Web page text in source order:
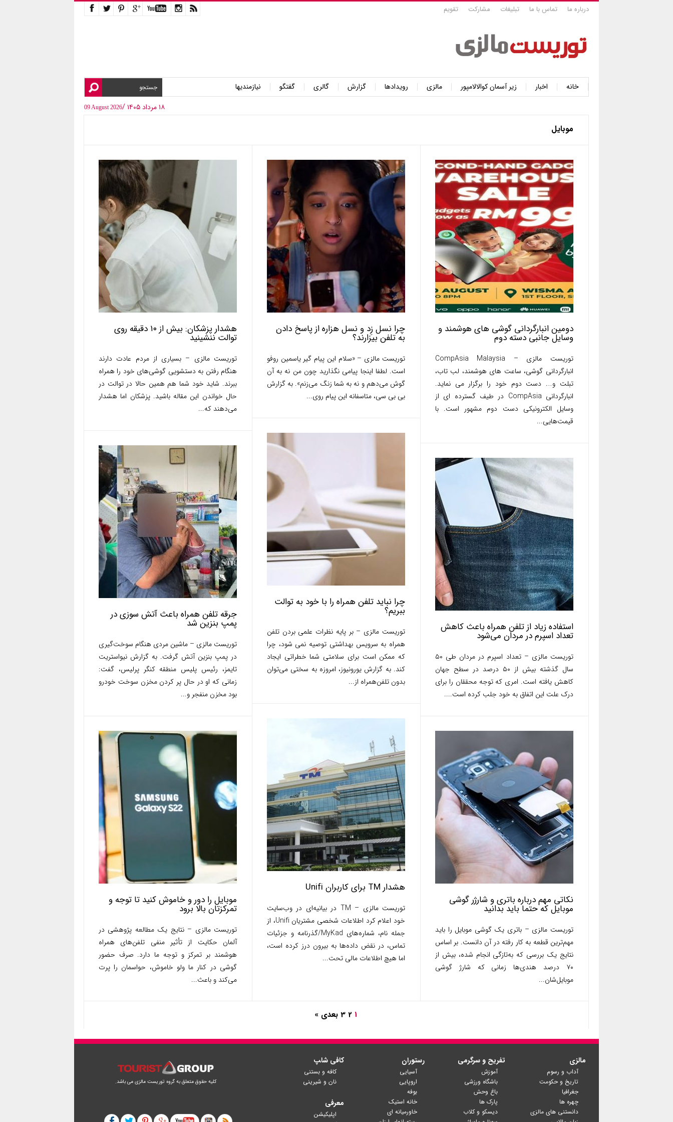
درباره ما تماس با ما تبلیغات مشارکت تقویم
خانه اخبار زیر آسمان کوالالامپور مالزی رویدادها گزارش گالری گفتگو
نیازمندیها
۱۸ مرداد ۱۴۰۵ /
09 August 2026
موبایل
هشدار پزشکان: بیش از ۱۰ دقیقه روی
توالت ننشینید
توریست مالزی – بسیاری از مردم عادت دارند
هنگام رفتن به دستشویی گوشی‌های خود را همراه
ببرند. شاید خود شما هم همین حالا در توالت در
حال خواندن این مقاله باشید. پزشکان اما هشدار
می‌دهند که...
چرا نسل زِد و نسل هزاره از پاسخ دادن
به تلفن بیزارند؟
توریست مالزی – «سلام این پیام گیر یاسمین روفو
است. لطفا اینجا پیامی نگذارید چون من نه به آن
گوش می‌دهم و نه به شما زنگ می‌زنم». به گزارش
بی بی سی، متاسفانه این پیام روی...
دومین انبارگردانی گوشی های هوشمند و
وسایل جانبی دسته دوم
توریست مالزی – CompAsia Malaysia
انبارگردانی گوشی، ساعت های هوشمند، لب تاب،
تبلت و…. دست دوم خود را برگزار می نماید.
انبارگردانی CompAsia در طیف گسترده ای از
وسایل الکترونیکی دست دوم مشهور است. با
قیمت‌هایی...
چرا نباید تلفن همراه را با خود به توالت
ببریم؟
توریست مالزی – بر پایه نظرات علمی بردن تلفن
همراه به سرویس بهداشتی توصیه نمی شود، چرا
که ممکن است برای سلامتی شما خطراتی ایجاد
کند. به گزارش یورونیوز، امروزه به سختی می‌توان
بدون تلفن‌همراه از...
جرقه تلفن همراه باعث آتش سوزی در
پمپ بنزین شد
توریست مالزی – ماشین مردی هنگام سوخت‌گیری
در پمپ بنزین آتش گرفت. به گزارش نیواستریت
تایمز، رئیس پلیس منطقه کنگر پرلیس، گفت:
زمانی که او در حال پر کردن مخزن سوخت خودرو
بود مخزن منفجر و...
استفاده زیاد از تلفن همراه باعث کاهش
تعداد اسپرم در مردان می‌شود
توریست مالزی – تعداد اسپرم در مردان طی ۵۰
سال گذشته بیش از ۵۰ درصد در سطح جهان
کاهش یافته است. امری که توجه محققان را برای
درک علت این اتفاق به خود جلب کرده است....
هشدار TM برای کاربران Unifi
توریست مالزی – TM در بیانیه‌ای در وب‌سایت
خود اعلام کرد اطلاعات شخصی مشتریان Unifi، از
جمله نام، شماره‌های MyKad/گذرنامه و جزئیات
تماس، در نقض داده‌ها به بیرون درز کرده است،
اما هیچ اطلاعات مالی تحت...
موبایل را دور و خاموش کنید تا توجه و
تمرکزتان بالا برود
توریست مالزی – نتایج یک مطالعه پژوهشی در
آلمان حکایت از تأثیر منفی تلفن‌های همراه
هوشمند بر تمرکز و توجه ما دارد. صرف حضور
گوشی در کنار ما ولو خاموش، حواسمان را پرت
می‌کند و باعث...
نکاتی مهم درباره باتری و شارژر گوشی
موبایل که حتما باید بدانید
توریست مالزی – باتری یک گوشی موبایل را باید
مهم‌ترین قطعه به کار رفته در آن دانست. بر اساس
نتایج یک بررسی که به‌تازگی انجام شده، بیش از
۷۰ درصد هندی‌ها زمانی که شارژ گوشی
موبایل‌شان...
1
2
3 بعدی »
مالزی
آداب و رسوم
تاریخ و حکومت
جغرافیا
چهره ها
دانستنی های مالزی
تفریح و سرگرمی
آموزش
باشگاه ورزشی
باغ وحش
پارک ها
دیسکو و کلاب
رستوران
آسیایی
اروپایی
بوفه
خانه استیک
خاورمیانه ای
کافی شا‍پ
کافه و بستنی
نان و شیرینی
معرفی
اپلیکیشن
کلیه حقوق متعلق به گروه توریست مالزی می باشد.